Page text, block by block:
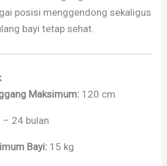
posisi menggendong sekaligus
bayi tetap sehat.
Maksimum: 120 cm
– 24 bulan
Bayi: 15 kg